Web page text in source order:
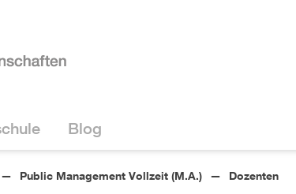
Blog
Public Management Vollzeit (M.A.) Dozenten